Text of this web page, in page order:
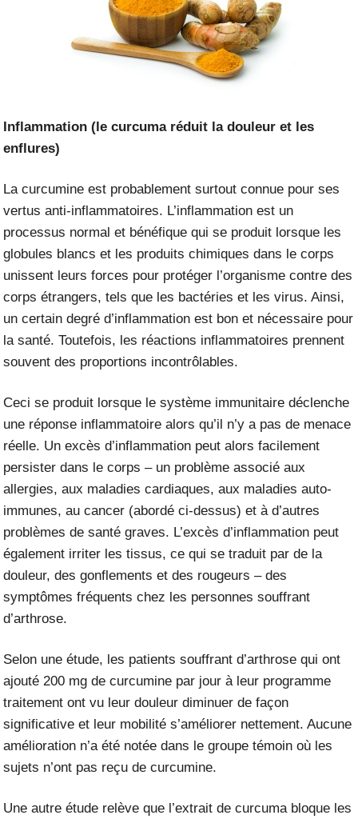
Inflammation (le curcuma réduit la douleur et les
enflures)
La curcumine est probablement surtout connue pour ses
vertus anti-inflammatoires. L’inflammation est un
processus normal et bénéfique qui se produit lorsque les
globules blancs et les produits chimiques dans le corps
unissent leurs forces pour protéger l’organisme contre des
corps étrangers, tels que les bactéries et les virus. Ainsi,
un certain degré d’inflammation est bon et nécessaire pour
la santé. Toutefois, les réactions inflammatoires prennent
souvent des proportions incontrôlables.
Ceci se produit lorsque le système immunitaire déclenche
une réponse inflammatoire alors qu’il n’y a pas de menace
réelle. Un excès d’inflammation peut alors facilement
persister dans le corps – un problème associé aux
allergies, aux maladies cardiaques, aux maladies auto-
immunes, au cancer (abordé ci-dessus) et à d’autres
problèmes de santé graves. L’excès d’inflammation peut
également irriter les tissus, ce qui se traduit par de la
douleur, des gonflements et des rougeurs – des
symptômes fréquents chez les personnes souffrant
d’arthrose.
Selon une étude, les patients souffrant d’arthrose qui ont
ajouté 200 mg de curcumine par jour à leur programme
traitement ont vu leur douleur diminuer de façon
significative et leur mobilité s’améliorer nettement. Aucune
amélioration n’a été notée dans le groupe témoin où les
sujets n’ont pas reçu de curcumine.
Une autre étude relève que l’extrait de curcuma bloque les